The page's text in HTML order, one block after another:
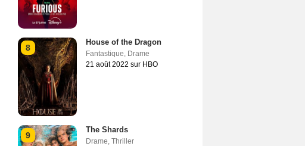
8
House of the Dragon
Fantastique, Drame
21 août 2022 sur HBO
9
The Shards
Drame, Thriller